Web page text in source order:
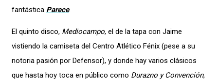
fantástica Parece.
El quinto disco, Mediocampo, el de la tapa con Jaime
vistiendo la camiseta del Centro Atlético Fénix (pese a su
notoria pasión por Defensor), y donde hay varios clásicos
que hasta hoy toca en público como Durazno y Convención,